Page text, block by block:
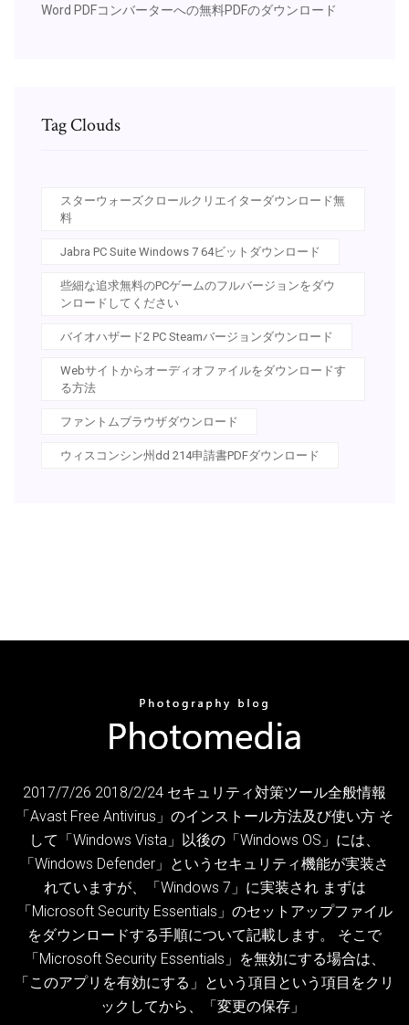
Word PDFコンバーターへの無料PDFのダウンロード
Tag Clouds
スターウォーズクロールクリエイターダウンロード無
料
Jabra PC Suite Windows 7 64ビットダウンロード
些細な追求無料のPCゲームのフルバージョンをダウ
ンロードしてください
バイオハザード2 PC Steamバージョンダウンロード
Webサイトからオーディオファイルをダウンロードす
る方法
ファントムブラウザダウンロード
ウィスコンシン州dd 214申請書PDFダウンロード
2017/7/26 2018/2/24 セキュリティ対策ツール全般情報
「Avast Free Antivirus」のインストール方法及び使い方 そ
して「Windows Vista」以後の「Windows OS」には、
「Windows Defender」というセキュリティ機能が実装さ
れていますが、「Windows 7」に実装され まずは
「Microsoft Security Essentials」のセットアップファイル
をダウンロードする手順について記載します。 そこで
「Microsoft Security Essentials」を無効にする場合は、
「このアプリを有効にする」という項目という項目をクリ
ックしてから、「変更の保存」